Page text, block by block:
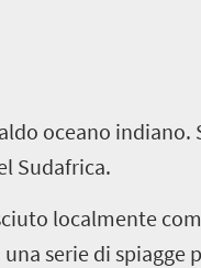
oceano indiano.
Sudafrica.
localmente
serie di